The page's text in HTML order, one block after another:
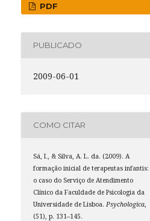
PDF
PUBLICADO
2009-06-01
COMO CITAR
Sá, I., & Silva, A. L. da. (2009). A
formação inicial de terapeutas infantis:
o caso do Serviço de Atendimento
Clínico da Faculdade de Psicologia da
Universidade de Lisboa. Psychologica
(51), p. 131–145.